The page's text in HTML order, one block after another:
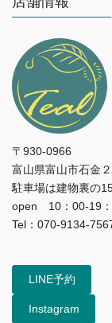
〒930-0966
富山県富山市石金
駐車場は建物裏の
open 10：00-19
Tel：070-9134-
LINE予約
Instagram